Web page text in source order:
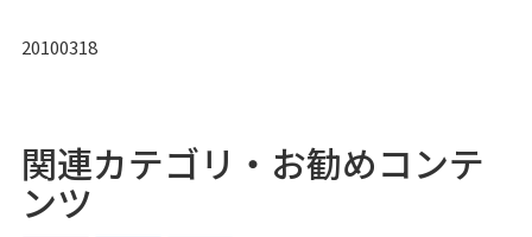
20100318
関連カテゴリ・お勧めコンテ
ンツ